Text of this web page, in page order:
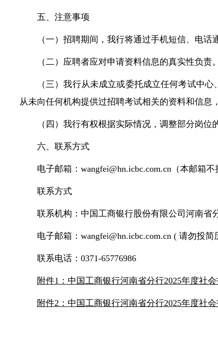
五、注意事项
（一）招聘期间，我行将通过手机短信、电
（二）应聘者应对申请资料信息的真实性负
（三）我行从未成立或委托成立任何考试中
从未向任何机构提供过招聘考试相关的资料和信息
（四）我行有权根据实际情况，调整部分岗
六、联系方式
电子邮箱：wangfei@hn.icbc.com.cn（本邮箱
联系方式
联系机构：中国工商银行股份有限公司河南省
电子邮箱：wangfei@hn.icbc.com.cn ( 请勿投
联系电话：0371-65776986
附件1：中国工商银行河南省分行2025年度社
附件2：中国工商银行河南省分行2025年度社